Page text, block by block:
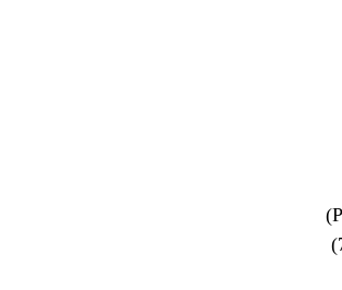
أظهرت الاختبارات أن النموذج الأصغر (3B) يتفوق على نموذج “فاي-4 ميني” (Phi-4 Mini)
من مايكروسوفت بنسبة 10 نقاط مئوية في اختبارات اللغة العربية. كما حقق إصدار (7B)